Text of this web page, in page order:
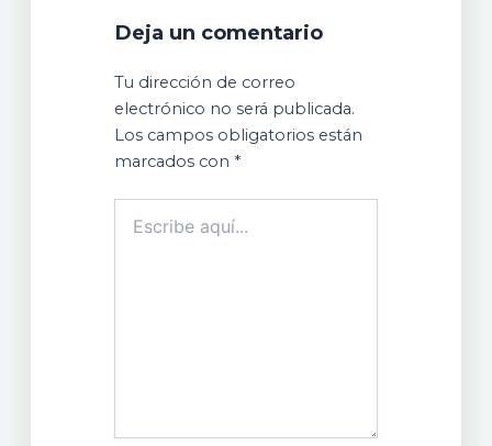
Deja un comentario
Tu dirección de correo
electrónico no será publicada.
Los campos obligatorios están
marcados con *
aquí...